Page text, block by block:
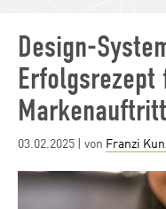
Design-
Markenauftritt
Posted
03.02.2025 | von Franzi